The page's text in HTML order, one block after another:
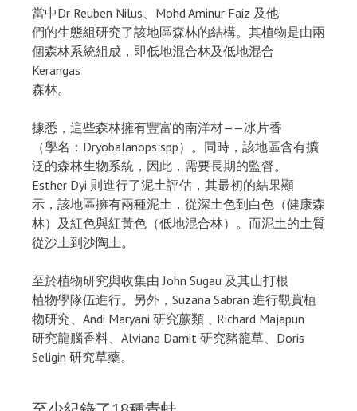
當中Dr Reuben Nilus、Mohd Aminur Faiz 及他
們的生態組研究了該地區森林的結構。其植物是由兩
個森林系統組成，即低地混合林及低地混合
Kerangas
森林。
據悉，這些森林擁有豐富的南洋材——冰片香
（學名：Dryobalanops spp）。同時，該地區含有擴
泛的森林生物系統，因此，需要長期的監督。
Esther Dyi 則進行了泥土評估，其最初的結果顯
示，該地區擁有兩種泥土，從深土色到白色（健康森
林）及紅色與紅黃色（低地混合林）。而泥土的土質
從沙土到沙陶土。
至於植物研究與收集由 John Sugau 及其山打根
植物學隊伍進行。另外，Suzana Sabran 進行觀賞植
物研究、Andi Maryani 研究蕨類﹑Richard Majapun
研究龍腦香料、Alviana Damit 研究豬籠草、Doris
Seligin 研究草藥。